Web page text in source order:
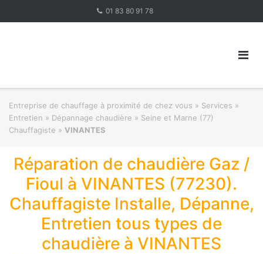
01 83 80 91 78
Entreprise de chauffage à proximité de chez vous » Services »
Entretien » Dépannage chaudière » Seine et Marne (77)
Chauffagiste » VINANTES
Réparation de chaudière Gaz /
Fioul à VINANTES (77230).
Chauffagiste Installe, Dépanne,
Entretien tous types de
chaudière à VINANTES